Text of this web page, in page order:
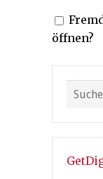
öffnen?